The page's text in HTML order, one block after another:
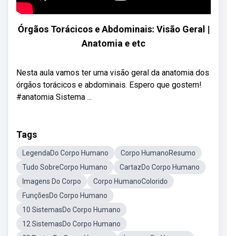
Órgãos Torácicos e Abdominais: Visão Geral |
Anatomia e etc
Nesta aula vamos ter uma visão geral da anatomia dos
órgãos torácicos e abdominais. Espero que gostem!
#anatomia Sistema ...
Tags
LegendaDo Corpo Humano
Corpo HumanoResumo
Tudo SobreCorpo Humano
CartazDo Corpo Humano
Imagens Do Corpo
Corpo HumanoColorido
FunçõesDo Corpo Humano
10 SistemasDo Corpo Humano
12 SistemasDo Corpo Humano